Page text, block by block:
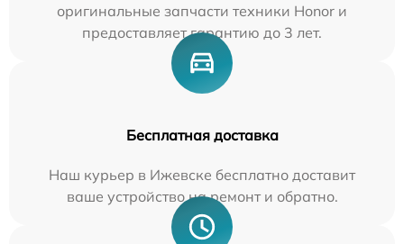
оригинальные запчасти техники Honor и
предоставляет гарантию до 3 лет.
Бесплатная доставка
Наш курьер в Ижевске бесплатно доставит
ваше устройство на ремонт и обратно.